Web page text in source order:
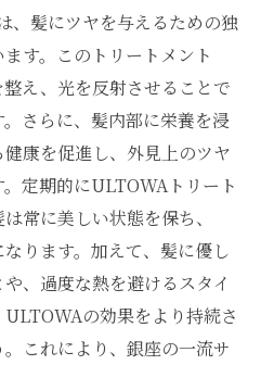
、髪にツヤを与えるための独
す。このトリートメント
え、光を反射させることで
さらに、髪内部に栄養を浸
康を促進し、外見上のツヤ
定期的にULTOWAトリート
常に美しい状態を保ち、
ります。加えて、髪に優し
、過度な熱を避けるスタイ
の効果をより持続さ
これにより、銀座の一流サ